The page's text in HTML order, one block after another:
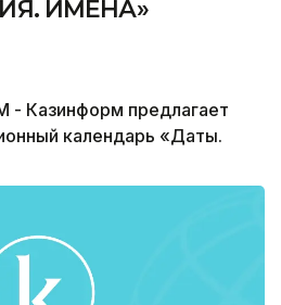
ИМЕНА»
Казинформ предлагает
календарь «Даты.